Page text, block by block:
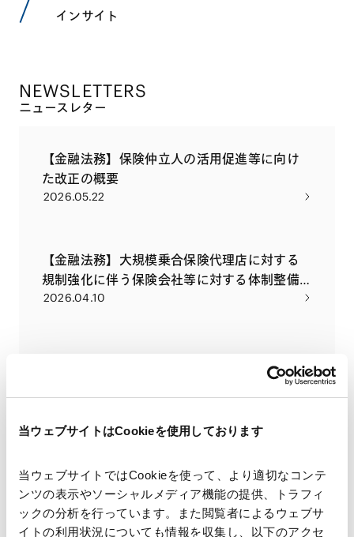
当ウェブサイトはCookieを使用しております
当ウェブサイトではCookieを使って、より適切なコンテ
ンツの表示やソーシャルメディア機能の提供、トラフィ
ックの分析を行っています。また閲覧者によるウェブサ
イトの利用状況についても情報を収集し、以下のアクセ
インサイト
NEWSLETTERS
ニュースレター
【金融法務】保険仲立人の活用促進等に向け
た改正の概要
2026.05.22
【金融法務】大規模乗合保険代理店に対する
規制強化に伴う保険会社等に対する体制整備
義務の強化等に関する内閣府令等の改正の概
2026.04.10
2026.03.06
SEMINARS
セミナー